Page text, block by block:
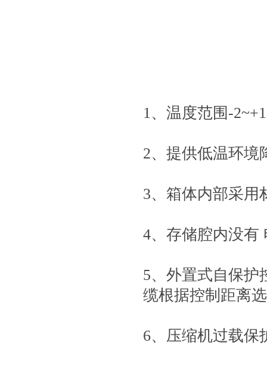
1、温度范围-
2、提供低温环境
3、箱体内部采用
4、存储腔内没有
5、外置式自保护
缆根据控制距离
6、压缩机过载保